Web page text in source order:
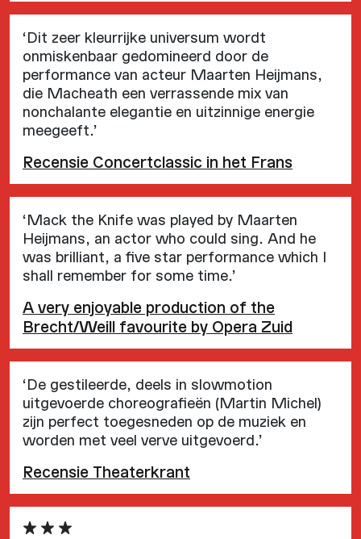
‘Dit zeer kleurrijke universum wordt
onmiskenbaar gedomineerd door de
performance van acteur Maarten Heijmans,
die Macheath een verrassende mix van
nonchalante elegantie en uitzinnige energie
meegeeft.’
Recensie Concertclassic in het Frans
‘Mack the Knife was played by Maarten
Heijmans, an actor who could sing. And he
was brilliant, a five star performance which I
shall remember for some time.’
A very enjoyable production of the
Brecht/Weill favourite by Opera Zuid
‘De gestileerde, deels in slowmotion
uitgevoerde choreografieën (Martin Michel)
zijn perfect toegesneden op de muziek en
worden met veel verve uitgevoerd.’
Recensie Theaterkrant